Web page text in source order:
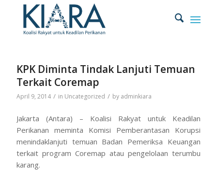
KPK Diminta Tindak Lanjuti Temuan
Terkait Coremap
April 9, 2014 / in Uncategorized / by adminkiara
Jakarta (Antara) – Koalisi Rakyat untuk Keadilan
Perikanan meminta Komisi Pemberantasan Korupsi
menindaklanjuti temuan Badan Pemeriksa Keuangan
terkait program Coremap atau pengelolaan terumbu
karang.